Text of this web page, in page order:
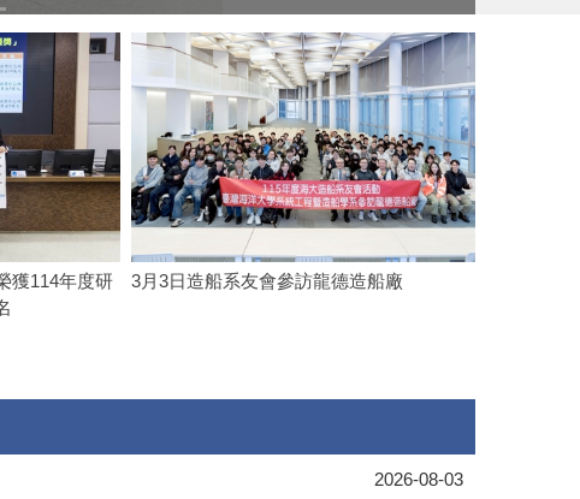
獲114年度研
3月3日造船系友會參訪龍德造船廠
2026-08-03